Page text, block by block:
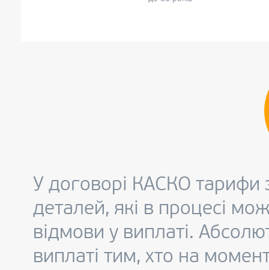
У договорі КАСКО тарифи
деталей, які в процесі
відмови у виплаті.
виплаті тим, хто на